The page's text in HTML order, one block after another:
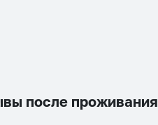
после проживания